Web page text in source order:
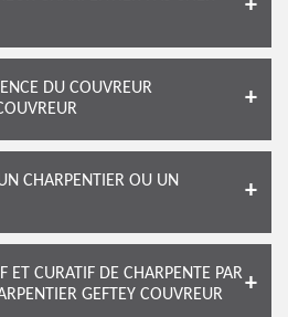
DU COUVREUR
CHARPENTIER OU UN
ET CURATIF DE CHARPENTE PAR
GEFTEY COUVREUR